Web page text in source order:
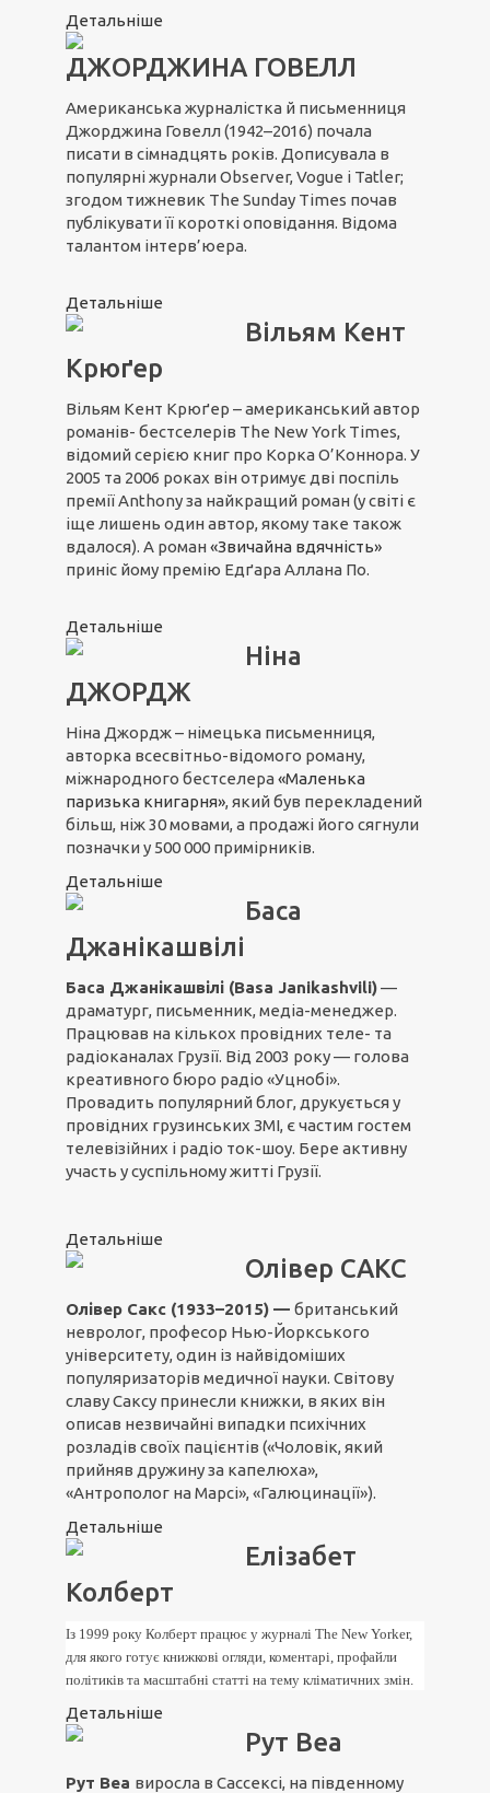
Детальніше
ДЖОРДЖИНА ГОВЕЛЛ
Американська журналістка й письменниця
Джорджина Говелл (1942–2016) почала
писати в сімнадцять років. Дописувала в
популярні журнали Observer, Vogue і Tatler;
згодом тижневик The Sunday Times почав
публікувати її короткі оповідання. Відома
талантом інтерв’юера.
Детальніше
Вільям Кент
Крюґер
Вільям Кент Крюґер – американський автор
романів- бестселерів The New York Times,
відомий серією книг про Корка О’Коннора. У
2005 та 2006 роках він отримує дві поспіль
премії Anthony за найкращий роман (у світі є
іще лишень один автор, якому таке також
вдалося). А роман «Звичайна вдячність»
приніс йому премію Едґара Аллана По.
Детальніше
Ніна
ДЖОРДЖ
Ніна Джордж – німецька письменниця,
авторка всесвітньо-відомого роману,
міжнародного бестселера «Маленька
паризька книгарня», який був перекладений
більш, ніж 30 мовами, а продажі його сягнули
позначки у 500 000 примірників.
Детальніше
Баса
Джанікашвілі
Баса Джанікашвілі (Basa Janikashvili)—
драматург, письменник, медіа-менеджер.
Працював на кількох провідних теле- та
радіоканалах Грузії. Від 2003 року — голова
креативного бюро радіо «Уцнобі».
Провадить популярний блог, друкується у
провідних грузинських ЗМІ, є частим гостем
телевізійних і радіо ток-шоу. Бере активну
участь у суспільному житті Грузії.
Детальніше
Олівер САКС
Олівер Сакс (1933–2015) — британський
невролог, професор Нью-Йоркського
університету, один із найвідоміших
популяризаторів медичної науки. Світову
славу Саксу принесли книжки, в яких він
описав незвичайні випадки психічних
розладів своїх пацієнтів («Чоловік, який
прийняв дружину за капелюха»,
«Антрополог на Марсі», «Галюцинації»).
Детальніше
Елізабет
Колберт
Із 1999 року Колберт працює у журналі The New Yorker,
для якого готує книжкові огляди, коментарі, профайли
політиків та масштабні статті на тему кліматичних змін.
Детальніше
Рут Веа
Рут Веа виросла в Сассексі, на південному